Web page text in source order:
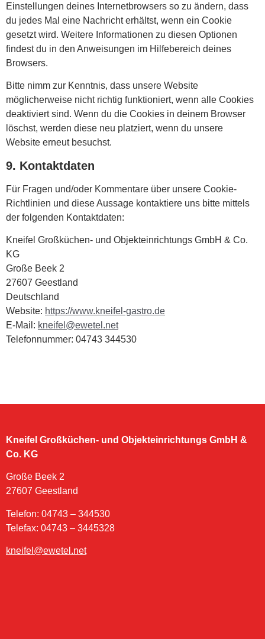
Einstellungen deines Internetbrowsers so zu ändern, dass
du jedes Mal eine Nachricht erhältst, wenn ein Cookie
gesetzt wird. Weitere Informationen zu diesen Optionen
findest du in den Anweisungen im Hilfebereich deines
Browsers.
Bitte nimm zur Kenntnis, dass unsere Website
möglicherweise nicht richtig funktioniert, wenn alle Cookies
deaktiviert sind. Wenn du die Cookies in deinem Browser
löschst, werden diese neu platziert, wenn du unsere
Website erneut besuchst.
9. Kontaktdaten
Für Fragen und/oder Kommentare über unsere Cookie-
Richtlinien und diese Aussage kontaktiere uns bitte mittels
der folgenden Kontaktdaten:
Kneifel Großküchen- und Objekteinrichtungs GmbH & Co.
KG
Große Beek 2
27607 Geestland
Deutschland
Website: https://www.kneifel-gastro.de
E-Mail: kneifel@ewetel.net
Telefonnummer: 04743 344530
Kneifel Großküchen- und Objekteinrichtungs GmbH &
Co. KG
Große Beek 2
27607 Geestland
Telefon: 04743 – 344530
Telefax: 04743 – 3445328
kneifel@ewetel.net